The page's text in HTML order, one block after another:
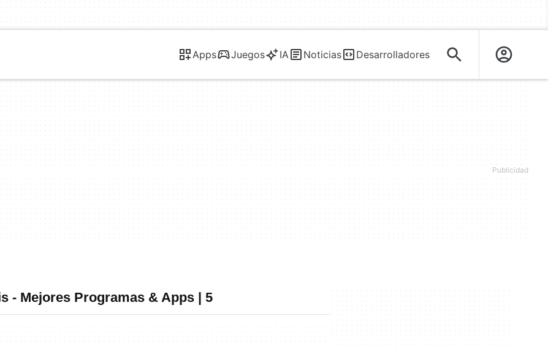
Apps Juegos IA Noticias Desarrolladores
- Mejores Programas & Apps | 5